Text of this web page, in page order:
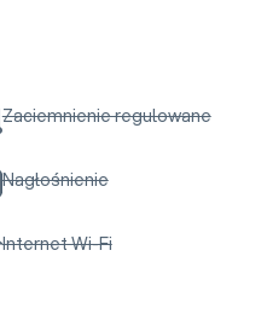
Zaciemnienie regulowane
Nagłośnienie
Internet Wi-Fi